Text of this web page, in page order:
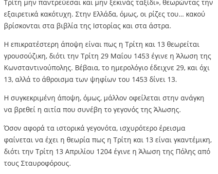
Τρίτη μην παντρεύεσαι και μην ξεκινάς ταξίδι», θεωρώντας την
εξαιρετικά κακότυχη. Στην Ελλάδα, όμως, οι ρίζες του… κακού
βρίσκονται στα βιβλία της Ιστορίας και στα άστρα.
Η επικρατέστερη άποψη είναι πως η Τρίτη και 13 θεωρείται
γρουσούζικη, διότι την Τρίτη 29 Μαΐου 1453 έγινε η Άλωση της
Κωνσταντινούπολης. Βέβαια, το ημερολόγιο έδειχνε 29, και όχι
13, αλλά το άθροισμα των ψηφίων του 1453 δίνει 13.
Η συγκεκριμένη άποψη, όμως, μάλλον οφείλεται στην ανάγκη
να βρεθεί η αιτία που συνέβη το γεγονός της Άλωσης.
Όσον αφορά τα ιστορικά γεγονότα, ισχυρότερο έρεισμα
φαίνεται να έχει η θεωρία πως η Τρίτη και 13 είναι γκαντέμικη,
διότι την Τρίτη 13 Απριλίου 1204 έγινε η Άλωση της Πόλης από
τους Σταυροφόρους.